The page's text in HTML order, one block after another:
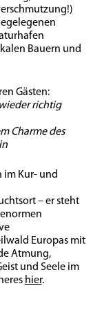
Bauern und
Gästen:
richtig
Charme des
im Kur- und
– er steht
Europas mit
Atmung,
und Seele im
hier.